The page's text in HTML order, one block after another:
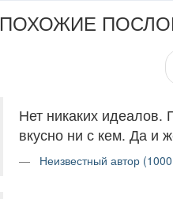
ПОХОЖИЕ
Нет никаких идеалов.
вкусно ни с кем. Да и
Неизвестный автор